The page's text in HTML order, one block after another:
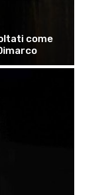
come